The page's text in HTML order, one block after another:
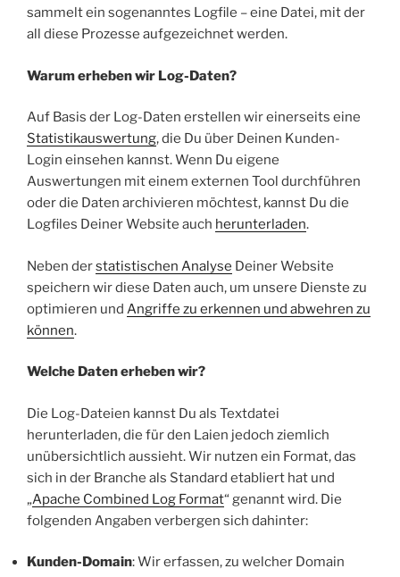
sammelt ein sogenanntes Logfile – eine Datei, mit der
all diese Prozesse aufgezeichnet werden.
Warum erheben wir Log-Daten?
Auf Basis der Log-Daten erstellen wir einerseits eine
Statistikauswertung, die Du über Deinen Kunden-
Login einsehen kannst. Wenn Du eigene
Auswertungen mit einem externen Tool durchführen
oder die Daten archivieren möchtest, kannst Du die
Logfiles Deiner Website auch herunterladen.
Neben derstatistischen Analyse Deiner Website
speichern wir diese Daten auch, um unsere Dienste zu
optimieren und Angriffe zu erkennen und abwehren zu
können.
Welche Daten erheben wir?
Die Log-Dateien kannst Du als Textdatei
herunterladen, die für den Laien jedoch ziemlich
unübersichtlich aussieht. Wir nutzen ein Format, das
sich in der Branche als Standard etabliert hat und
„Apache Combined Log Format“ genannt wird. Die
folgenden Angaben verbergen sich dahinter:
Kunden-Domain: Wir erfassen, zu welcher Domain